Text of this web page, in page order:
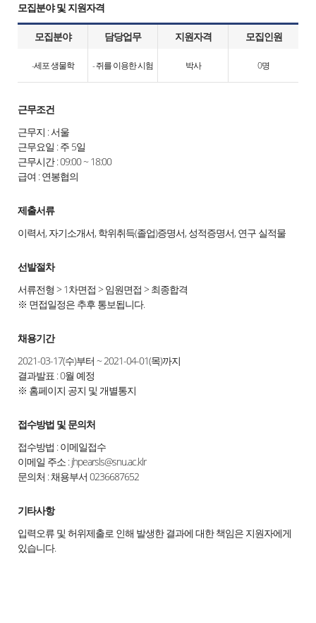
모집분야 및 지원자격
모집분야 담당업무 지원자격 모집인원
-세포 생물학 - 쥐를 이용한 시험 박사 0명
근무조건
근무지 : 서울
근무요일 : 주 5일
근무시간 : 09:00 ~ 18:00
급여 : 연봉협의
제출서류
이력서, 자기소개서, 학위취득(졸업)증명서, 성적증명서, 연구 실적물
선발절차
서류전형 > 1차면접 > 임원면접 > 최종합격
※ 면접일정은 추후 통보됩니다.
채용기간
2021-03-17(수)부터 ~ 2021-04-01(목)까지
결과발표 : 0월 예정
※ 홈페이지 공지 및 개별통지
접수방법 및 문의처
접수방법 : 이메일접수
이메일 주소 : jhpearsls@snu.ac.klr
문의처 : 채용부서 0236687652
기타사항
입력오류 및 허위제출로 인해 발생한 결과에 대한 책임은 지원자에게
있습니다.